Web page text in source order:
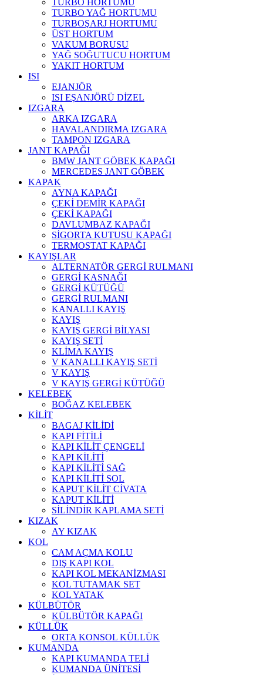
TURBO HORTUMU
TURBO YAĞ HORTUMU
TURBOŞARJ HORTUMU
ÜST HORTUM
VAKUM BORUSU
YAĞ SOĞUTUCU HORTUM
YAKIT HORTUM
ISI
EJANJÖR
ISI EŞANJÖRÜ DİZEL
IZGARA
ARKA IZGARA
HAVALANDIRMA IZGARA
TAMPON IZGARA
JANT KAPAĞI
BMW JANT GÖBEK KAPAĞI
MERCEDES JANT GÖBEK
KAPAK
AYNA KAPAĞI
ÇEKİ DEMİR KAPAĞI
ÇEKİ KAPAĞI
DAVLUMBAZ KAPAĞI
SİGORTA KUTUSU KAPAĞI
TERMOSTAT KAPAĞI
KAYIŞLAR
ALTERNATÖR GERGİ RULMANI
GERGİ KASNAĞI
GERGİ KÜTÜĞÜ
GERGİ RULMANI
KANALLI KAYIŞ
KAYIŞ
KAYIŞ GERGİ BİLYASI
KAYIŞ SETİ
KLİMA KAYIŞ
V KANALLI KAYIŞ SETİ
V KAYIŞ
V KAYIŞ GERGİ KÜTÜĞÜ
KELEBEK
BOĞAZ KELEBEK
KİLİT
BAGAJ KİLİDİ
KAPI FİTİLİ
KAPI KİLİT ÇENGELİ
KAPI KİLİTİ
KAPI KİLİTİ SAĞ
KAPI KİLİTİ SOL
KAPUT KİLİT CİVATA
KAPUT KİLİTİ
SİLİNDİR KAPLAMA SETİ
KIZAK
AY KIZAK
KOL
CAM AÇMA KOLU
DIŞ KAPI KOL
KAPI KOL MEKANİZMASI
KOL TUTAMAK SET
KOL YATAK
KÜLBÜTÖR
KÜLBÜTÖR KAPAĞI
KÜLLÜK
ORTA KONSOL KÜLLÜK
KUMANDA
KAPI KUMANDA TELİ
KUMANDA ÜNİTESİ